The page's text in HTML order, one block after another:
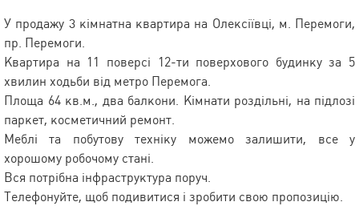
У продажу 3 кімнатна квартира на Олексіївці, м. Перемоги,
пр. Перемоги.
Квартира на 11 поверсі 12-ти поверхового будинку за 5
хвилин ходьби від метро Перемога.
Площа 64 кв.м., два балкони. Кімнати роздільні, на підлозі
паркет, косметичний ремонт.
Меблі та побутову техніку можемо залишити, все у
хорошому робочому стані.
Вся потрібна інфраструктура поруч.
Телефонуйте, щоб подивитися і зробити свою пропозицію.